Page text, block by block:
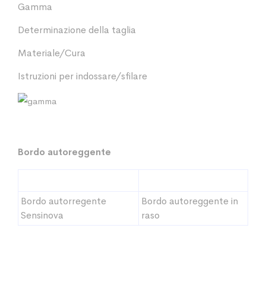
Gamma
Determinazione della taglia
Materiale/Cura
Istruzioni per indossare/sfilare
Bordo autoreggente
Bordo autorregente
Sensinova
Bordo autoreggente in
raso